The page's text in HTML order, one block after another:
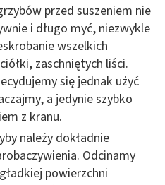
przed suszeniem nie
i długo myć, niezwykle
wszelkich
zaschniętych liści.
się jednak użyć
a jedynie szybko
z kranu.
należy dokładnie
Odcinamy
powierzchni